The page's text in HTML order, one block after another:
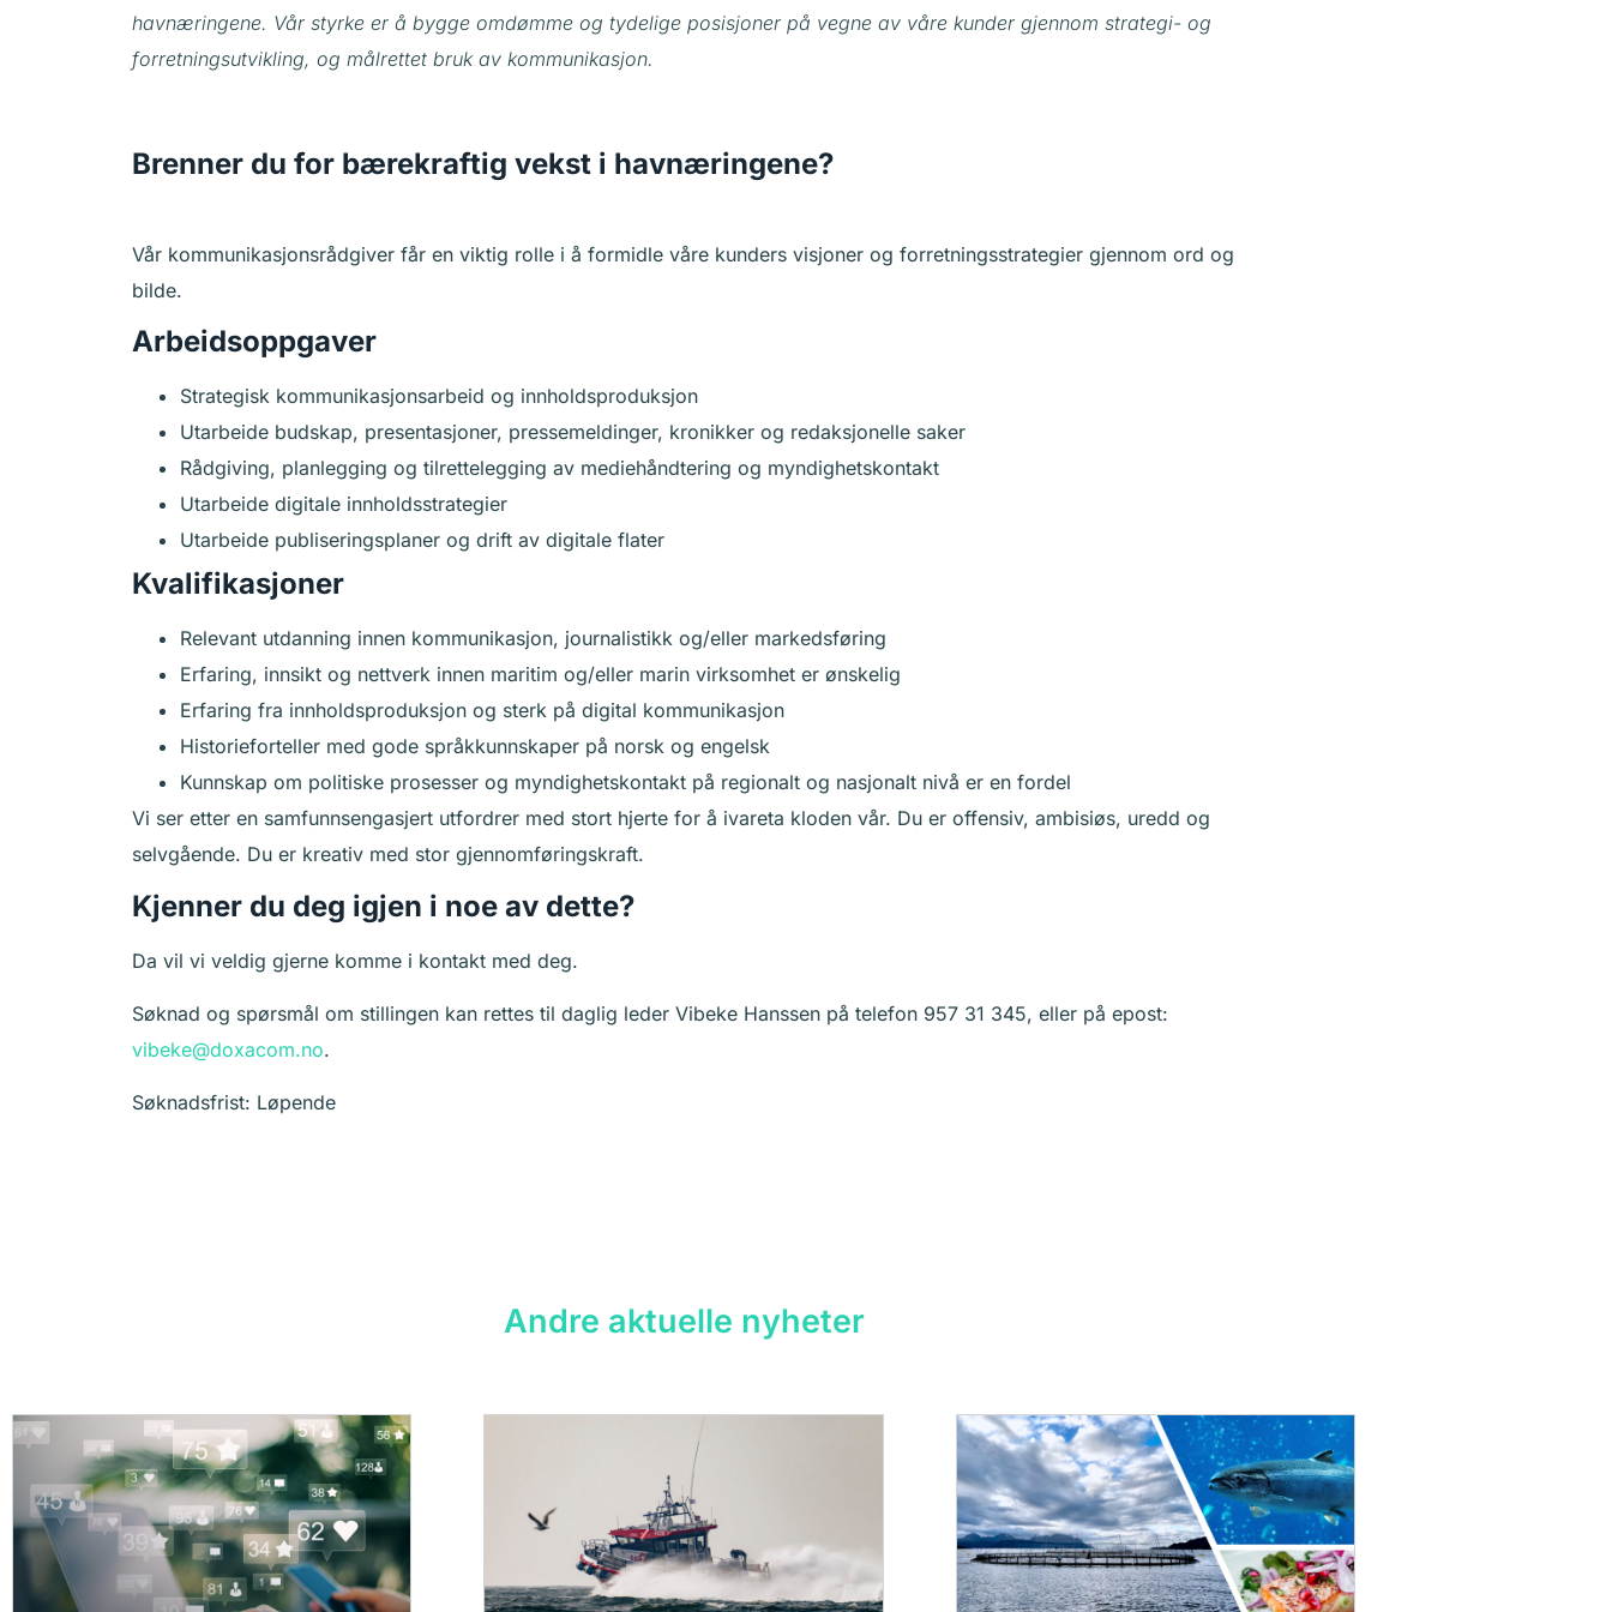
havnæringene. Vår styrke er å bygge omdømme og tydelige posisjoner på vegne av våre kunder gjennom strategi- og
forretningsutvikling, og målrettet bruk av kommunikasjon.
Brenner du for bærekraftig vekst i havnæringene?
Vår kommunikasjonsrådgiver får en viktig rolle i å formidle våre kunders visjoner og forretningsstrategier gjennom ord og
bilde.
Arbeidsoppgaver
Strategisk kommunikasjonsarbeid og innholdsproduksjon
Utarbeide budskap, presentasjoner, pressemeldinger, kronikker og redaksjonelle saker
Rådgiving, planlegging og tilrettelegging av mediehåndtering og myndighetskontakt
Utarbeide digitale innholdsstrategier
Utarbeide publiseringsplaner og drift av digitale flater
Kvalifikasjoner
Relevant utdanning innen kommunikasjon, journalistikk og/eller markedsføring
Erfaring, innsikt og nettverk innen maritim og/eller marin virksomhet er ønskelig
Erfaring fra innholdsproduksjon og sterk på digital kommunikasjon
Historieforteller med gode språkkunnskaper på norsk og engelsk
Kunnskap om politiske prosesser og myndighetskontakt på regionalt og nasjonalt nivå er en fordel
Vi ser etter en samfunnsengasjert utfordrer med stort hjerte for å ivareta kloden vår. Du er offensiv, ambisiøs, uredd og
selvgående. Du er kreativ med stor gjennomføringskraft.
Kjenner du deg igjen i noe av dette?
Da vil vi veldig gjerne komme i kontakt med deg.
Søknad og spørsmål om stillingen kan rettes til daglig leder Vibeke Hanssen på telefon 957 31 345, eller på epost:
vibeke@doxacom.no.
Søknadsfrist: Løpende
Andre aktuelle nyheter